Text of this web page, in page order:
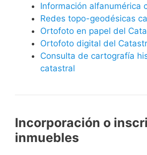
Información alfanumérica
Redes topo-geodésicas
Ortofoto en papel del
Ortofoto digital del
Consulta de cartografía
catastral
Incorporación o
inmuebles